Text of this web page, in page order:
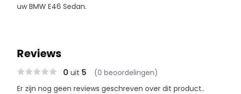
uw BMW E46 Sedan.
Reviews
0 uit 5 (0 beoordelingen)
Er zijn nog geen reviews geschreven over dit product..